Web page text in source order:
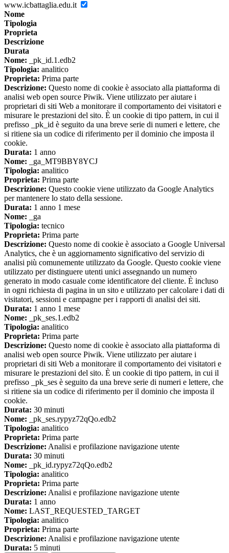
www.icbattaglia.edu.it
Nome
Tipologia
Proprieta
Descrizione
Durata
Nome: _pk_id.1.edb2
Tipologia: analitico
Proprieta: Prima parte
Descrizione: Questo nome di cookie è associato alla piattaforma di
analisi web open source Piwik. Viene utilizzato per aiutare i
proprietari di siti Web a monitorare il comportamento dei visitatori e
misurare le prestazioni del sito. È un cookie di tipo pattern, in cui il
prefisso _pk_id è seguito da una breve serie di numeri e lettere, che
si ritiene sia un codice di riferimento per il dominio che imposta il
cookie.
Durata: 1 anno
Nome: _ga_MT9BBY8YCJ
Tipologia: analitico
Proprieta: Prima parte
Descrizione: Questo cookie viene utilizzato da Google Analytics
per mantenere lo stato della sessione.
Durata: 1 anno 1 mese
Nome: _ga
Tipologia: tecnico
Proprieta: Prima parte
Descrizione: Questo nome di cookie è associato a Google Universal
Analytics, che è un aggiornamento significativo del servizio di
analisi più comunemente utilizzato da Google. Questo cookie viene
utilizzato per distinguere utenti unici assegnando un numero
generato in modo casuale come identificatore del cliente. È incluso
in ogni richiesta di pagina in un sito e utilizzato per calcolare i dati di
visitatori, sessioni e campagne per i rapporti di analisi dei siti.
Durata: 1 anno 1 mese
Nome: _pk_ses.1.edb2
Tipologia: analitico
Proprieta: Prima parte
Descrizione: Questo nome di cookie è associato alla piattaforma di
analisi web open source Piwik. Viene utilizzato per aiutare i
proprietari di siti Web a monitorare il comportamento dei visitatori e
misurare le prestazioni del sito. È un cookie di tipo pattern, in cui il
prefisso _pk_ses è seguito da una breve serie di numeri e lettere, che
si ritiene sia un codice di riferimento per il dominio che imposta il
cookie.
Durata: 30 minuti
Nome: _pk_ses.rypyz72qQo.edb2
Tipologia: analitico
Proprieta: Prima parte
Descrizione: Analisi e profilazione navigazione utente
Durata: 30 minuti
Nome: _pk_id.rypyz72qQo.edb2
Tipologia: analitico
Proprieta: Prima parte
Descrizione: Analisi e profilazione navigazione utente
Durata: 1 anno
Nome: LAST_REQUESTED_TARGET
Tipologia: analitico
Proprieta: Prima parte
Descrizione: Analisi e profilazione navigazione utente
Durata: 5 minuti